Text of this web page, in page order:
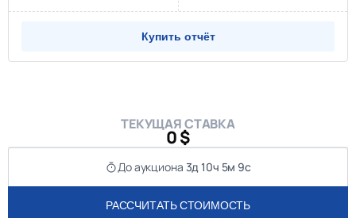
Купить отчёт
ТЕКУЩАЯ СТАВКА
0 $
До аукциона 3д 10ч 5м 9с
РАССЧИТАТЬ СТОИМОСТЬ